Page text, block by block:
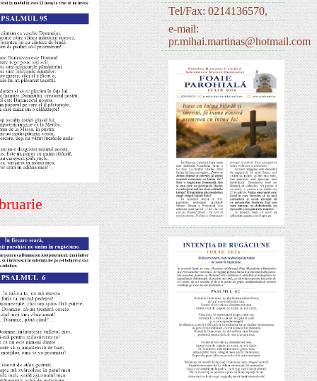
Tel/Fax: 0214136570,
e-mail:
pr.mihai.martinas@hotmail.com